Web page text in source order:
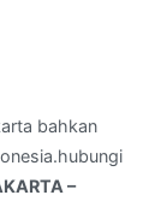
bahkan
–